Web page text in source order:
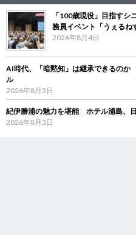
「100歳現役」目指す
務員イベント「うぇるね
2026年8月4日
AI時代、「暗黙知」は継承できるの
ル
2026年8月3日
紀伊勝浦の魅力を堪能 ホテル浦島、
2026年8月3日